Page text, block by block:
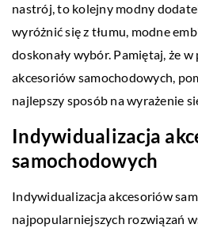
nastrój, to kolejny modny
wyróżnić się z tłumu, modne
doskonały wybór. Pamiętaj, że
akcesoriów samochodowych,
najlepszy sposób na wyrażenie
Indywidualizacja
samochodowych
Indywidualizacja akcesoriów
najpopularniejszych rozwiązań